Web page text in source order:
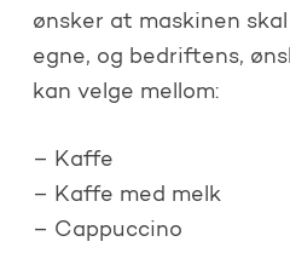
ønsker at maskinen
egne, og bedriftens,
kan velge mellom:
– Kaffe
– Kaffe med melk
– Cappuccino